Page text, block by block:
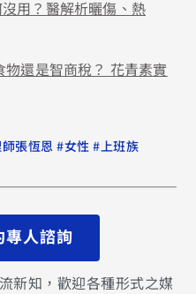
用？醫解析曬傷、熱
還是智商稅？ 花青素實
張恆恩 #女性 # 上班族
專人諮詢
新知，歡迎各種形式之媒